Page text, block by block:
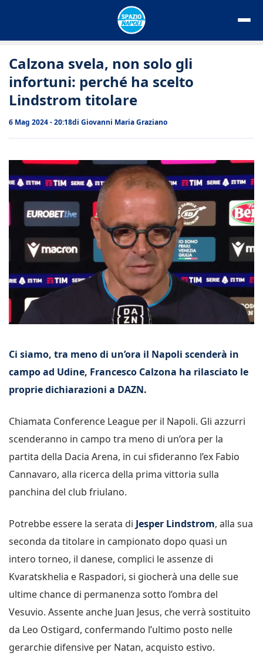
Calzona svela, non solo gli
infortuni: perché ha scelto
Lindstrom titolare
6 Mag 2024 - 20:18di Giovanni Maria Graziano
Ci siamo, tra meno di un’ora il Napoli scenderà in
campo ad Udine, Francesco Calzona ha rilasciato le
proprie dichiarazioni a DAZN.
Chiamata Conference League per il Napoli. Gli azzurri
scenderanno in campo tra meno di un’ora per la
partita della Dacia Arena, in cui sfideranno l’ex Fabio
Cannavaro, alla ricerca della prima vittoria sulla
panchina del club friulano.
Potrebbe essere la serata di Jesper Lindstrom, alla sua
seconda da titolare in campionato dopo quasi un
intero torneo, il danese, complici le assenze di
Kvaratskhelia e Raspadori, si giocherà una delle sue
ultime chance di permanenza sotto l’ombra del
Vesuvio. Assente anche Juan Jesus, che verrà sostituito
da Leo Ostigard, confermando l’ultimo posto nelle
gerarchie difensive per Natan, acquisto estivo.